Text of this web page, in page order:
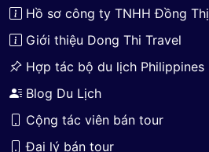
Hồ sơ công ty TNHH Đồng Thị
Giới thiệu Dong Thi Travel
Hợp tác bộ du lịch Philippines
Blog Du Lịch
Cộng tác viên bán tour
Đại lý bán tour